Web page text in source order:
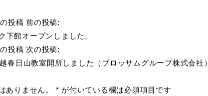
投稿 前の投稿:
下館オープンしました。
投稿 次の投稿:
春日山教室開所しました（ブロッサムグループ株式会社）
ありません。
* が付いている欄は必須項目です